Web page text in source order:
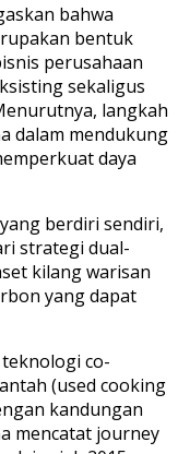
bahwa
bentuk
perusahaan
sekaligus
langkah
dalam mendukung
daya
berdiri sendiri,
strategi dual-
kilang warisan
yang dapat
co-
(used cooking
kandungan
mencatat journey